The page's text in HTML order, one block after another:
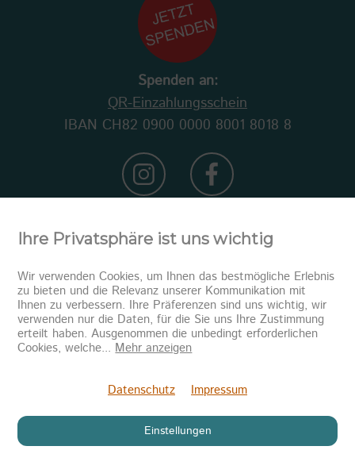
Spenden an:
QR-Einzahlungsschein
IBAN CH82 0900 0000 8001 8018 8
Newsletter abonnieren
Ihre Privatsphäre ist uns wichtig
Wir verwenden Cookies, um Ihnen das bestmögliche Erlebnis
zu bieten und die Relevanz unserer Kommunikation mit
Ihnen zu verbessern. Ihre Präferenzen sind uns wichtig, wir
verwenden nur die Daten, für die Sie uns Ihre Zustimmung
erteilt haben. Ausgenommen die unbedingt erforderlichen
Cookies, welche... Mehr anzeigen
Datenschutz Impressum
Einstellungen